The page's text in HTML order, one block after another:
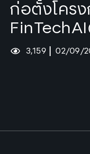
ก่อตั้งโครง
MIT ผลักดั
3,159 02/09/